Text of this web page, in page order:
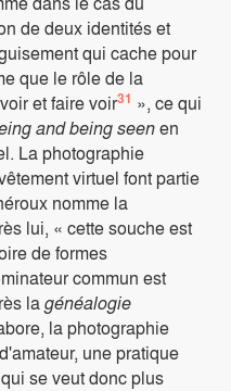
de deux identités et
qui cache pour
que le rôle de la
et faire voir31 », ce qui
and being seenen
La photographie
virtuel font partie
nomme la
lui, « cette souche est
de formes
commun est
lagénéalogie
la photographie
une pratique
se veut donc plus